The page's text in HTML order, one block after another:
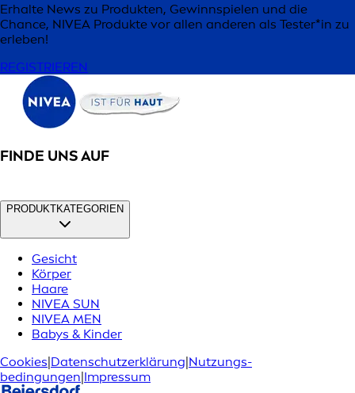
Erhalte News zu Produkten, Gewinnspielen und die
Chance, NIVEA Produkte vor allen anderen als Tester*in zu
erleben!
REGISTRIEREN
FINDE UNS AUF
PRODUKTKATEGORIEN
Gesicht
Körper
Haare
NIVEA SUN
NIVEA MEN
Babys & Kinder
Cookies Datenschutzerklärung Nutzungs­
bedingungen Impressum